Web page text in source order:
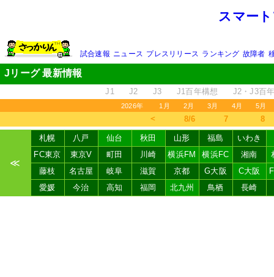
スマー
試合速報 ニュース プレスリリース ランキング 故障者
Jリーグ 最新情報
J1 J2 J3 J1百年構想 J2・J3百
2026年 1月 2月 3月 4月 5月
＜ 8/6 7 8
≪
札幌 八戸 仙台 秋田 山形 福島
いわき
FC東京
東京V 町田 川崎 横浜FM 横浜FC 湘南
藤枝
名古屋 岐阜 滋賀 京都 G大阪 C大阪
愛媛
今治 高知 福岡 北九州 鳥栖 長崎